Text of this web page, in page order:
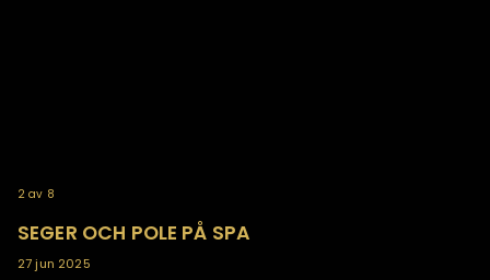
2 av 8
SEGER OCH POLE PÅ SPA
27 jun 2025